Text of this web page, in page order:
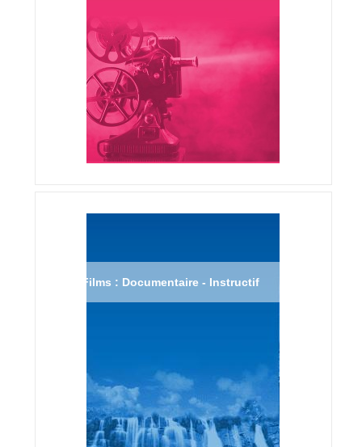
Films : Documentaire - Instructif